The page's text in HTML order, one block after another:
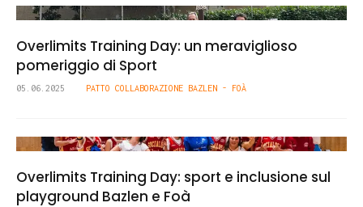
Overlimits Training Day: un meraviglioso
pomeriggio di Sport
05.06.2025 PATTO COLLABORAZIONE BAZLEN - FOÀ
Overlimits Training Day: sport e inclusione sul
playground Bazlen e Foà